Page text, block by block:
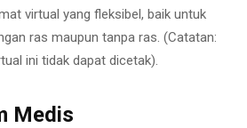
virtual yang fleksibel, baik untuk
ras maupun tanpa ras. (Catatan:
ini tidak dapat dicetak).
Medis